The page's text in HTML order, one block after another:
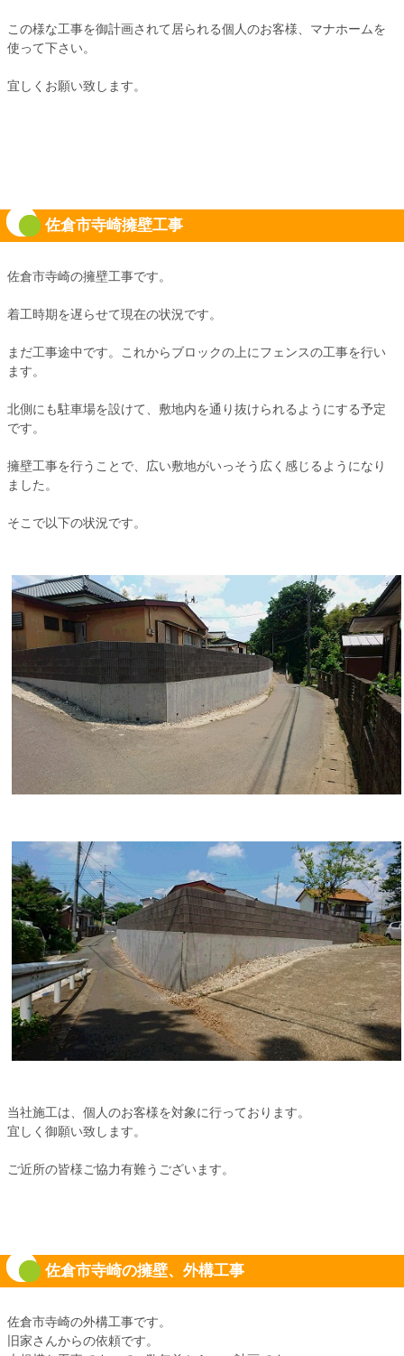
この様な工事を御計画されて居られる個人のお客様、マナホームを
使って下さい。
宜しくお願い致します。
佐倉市寺崎擁壁工事
佐倉市寺崎の擁壁工事です。
着工時期を遅らせて現在の状況です。
まだ工事途中です。これからブロックの上にフェンスの工事を行い
ます。
北側にも駐車場を設けて、敷地内を通り抜けられるようにする予定
です。
擁壁工事を行うことで、広い敷地がいっそう広く感じるようになり
ました。
そこで以下の状況です。
当社施工は、個人のお客様を対象に行っております。
宜しく御願い致します。
ご近所の皆様ご協力有難うございます。
佐倉市寺崎の擁壁、外構工事
佐倉市寺崎の外構工事です。
旧家さんからの依頼です。